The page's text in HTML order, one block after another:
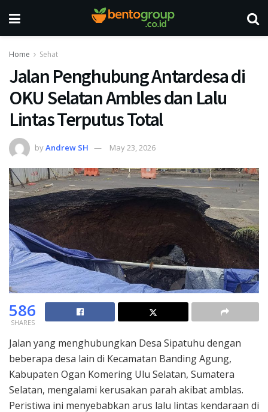
Home Sehat
Jalan Penghubung Antardesa di
OKU Selatan Ambles dan Lalu
Lintas Terputus Total
byAndrew SH May 23, 2026
586
SHARES
Jalan yang menghubungkan Desa Sipatuhu dengan
beberapa desa lain di Kecamatan Banding Agung,
Kabupaten Ogan Komering Ulu Selatan, Sumatera
Selatan, mengalami kerusakan parah akibat amblas.
Peristiwa ini menyebabkan arus lalu lintas kendaraan di